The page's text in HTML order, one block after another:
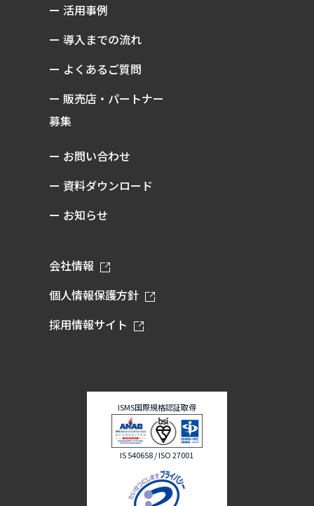
ー 活用事例
ー 導入までの流れ
ー よくあるご質問
ー 販売店・パートナー
募集
ー お問い合わせ
ー 資料ダウンロード
ー お知らせ
会社情報
個人情報保護方針
採用情報サイト
ISMS国際規格認証取得
IS 540658 / ISO 27001